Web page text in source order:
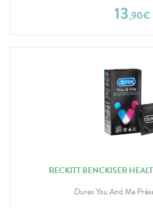
13,90€
RECKITT BENCKISER
Durex You And Me